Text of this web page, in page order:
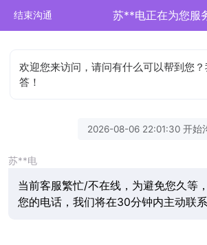
结束沟通 苏**电正在为您服
欢迎您来访问，请问有什么可以帮到您
答！
2026-08-06 22:01:30 开始
苏**电
当前客服繁忙/不在线，为避免您久等
您的电话，我们将在30分钟内主动联系